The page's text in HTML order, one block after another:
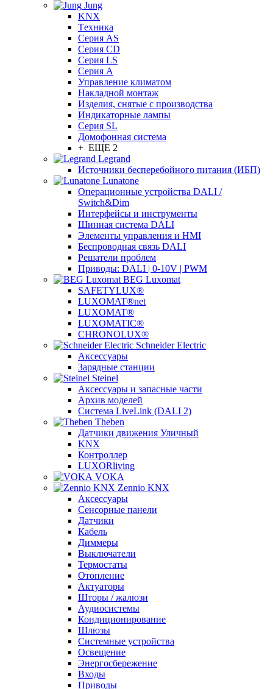
Jung
KNX
Tехника
Серия AS
Серия CD
Серия LS
Серия A
Управление климатом
Накладной монтаж
Изделия, снятые с производства
Индикаторные лампы
Серия SL
Домофонная система
+ ЕЩЕ 2
Legrand
Источники бесперебойного питания (ИБП)
Lunatone
Операционные устройства DALI /
Switch&Dim
Интерфейсы и инструменты
Шинная система DALI
Элементы управления и HMI
Беспроводная связь DALI
Решатели проблем
Приводы: DALI | 0-10V | PWM
BEG Luxomat
SAFETYLUX®
LUXOMAT®net
LUXOMAT®
LUXOMATIC®
CHRONOLUX®
Schneider Electric
Аксессуары
Зарядные станции
Steinel
Аксессуары и запасные части
Архив моделей
Система LiveLink (DALI 2)
Theben
Датчики движения Уличный
KNX
Контроллер
LUXORliving
VOKA
Zennio KNX
Аксессуары
Сенсорные панели
Датчики
Кабель
Диммеры
Выключатели
Термостаты
Отопление
Актуаторы
Шторы / жалюзи
Аудиосистемы
Кондиционирование
Шлюзы
Системные устройства
Освещение
Энергосбережение
Входы
Приводы